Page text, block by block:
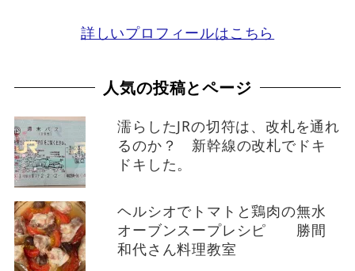
詳しいプロフィールはこちら
人気の投稿とページ
濡らしたJRの切符は、改札を通れ
るのか？ 新幹線の改札でドキ
ドキした。
ヘルシオでトマトと鶏肉の無水
オーブンスープレシピ 勝間
和代さん料理教室